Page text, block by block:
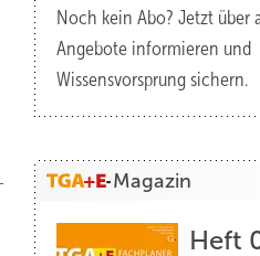
Noch kein Abo? Jetzt über
Angebote informieren und
Wissensvorsprung sichern.
Magazin
Heft